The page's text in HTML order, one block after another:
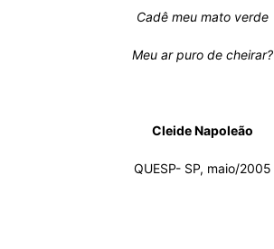
Cadê meu mato verde
Meu ar puro de cheirar?
Cleide Napoleão
QUESP- SP, maio/2005